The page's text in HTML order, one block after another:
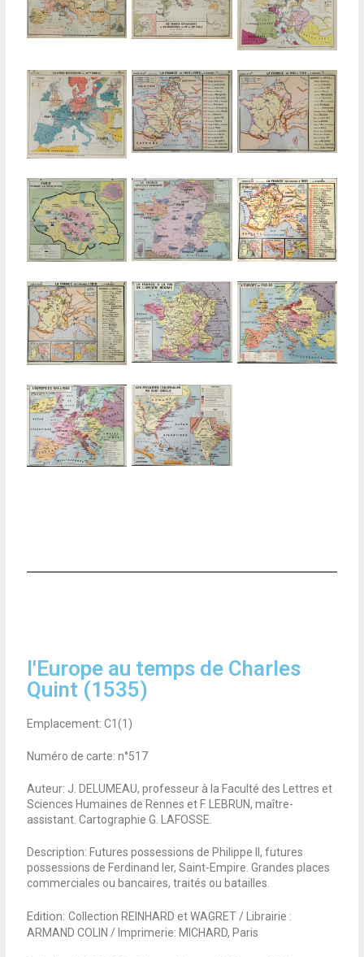
l'Europe au temps de Charles
Quint (1535)
Emplacement: C1(1)
Numéro de carte: n°517
Auteur: J. DELUMEAU, professeur à la Faculté des Lettres et
Sciences Humaines de Rennes et F. LEBRUN, maître-
assistant. Cartographie G. LAFOSSE.
Description: Futures possessions de Philippe II, futures
possessions de Ferdinand Ier, Saint-Empire. Grandes places
commerciales ou bancaires, traités ou batailles.
Edition: Collection REINHARD et WAGRET / Librairie :
ARMAND COLIN / Imprimerie: MICHARD, Paris